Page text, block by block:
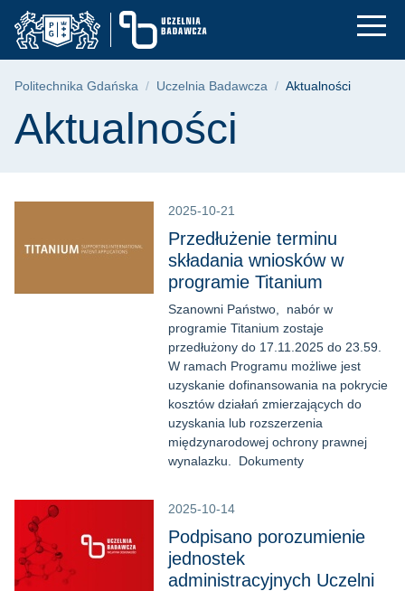
Przejdź
do
menu
Przejdź
do
wyszukiwarki
Przejdź
do
treści
Aktualności -
Ścieżka nawigacyjna
Politechnika Gdańska Uczelnia Badawcza Aktualności
Treść strony
Aktualności
2025-10-21
Przedłużenie terminu
składania wniosków w
programie Titanium
Szanowni Państwo, nabór w
programie Titanium zostaje
przedłużony do 17.11.2025 do 23.59.
W ramach Programu możliwe jest
uzyskanie dofinansowania na pokrycie
kosztów działań zmierzających do
uzyskania lub rozszerzenia
międzynarodowej ochrony prawnej
wynalazku. Dokumenty
2025-10-14
Podpisano porozumienie
jednostek
administracyjnych Uczelni